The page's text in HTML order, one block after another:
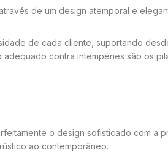
de um design atemporal e
de cada cliente, suportando
contra intempéries são os
o design sofisticado com a
ao contemporâneo.